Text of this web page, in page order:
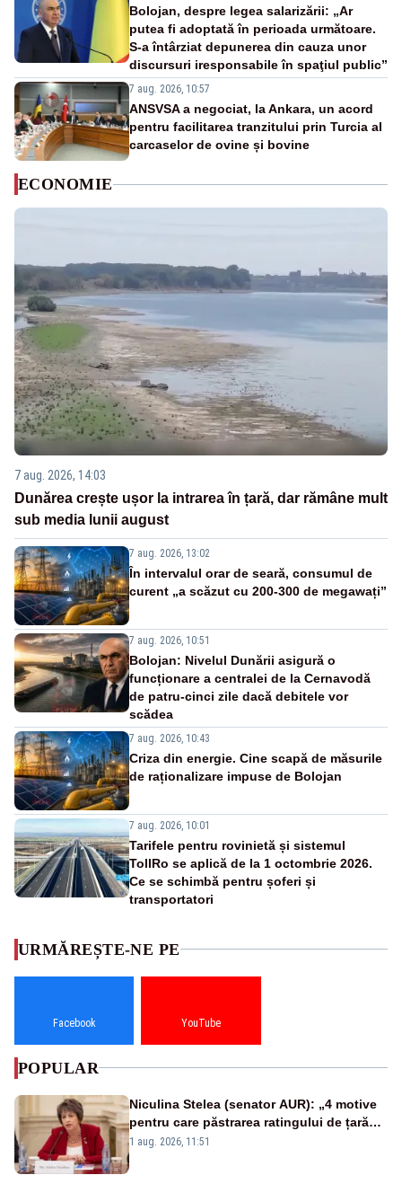
Bolojan, despre legea salarizării: „Ar
putea fi adoptată în perioada următoare.
S-a întârziat depunerea din cauza unor
discursuri iresponsabile în spaţiul public”
7 aug. 2026, 10:57
ANSVSA a negociat, la Ankara, un acord
pentru facilitarea tranzitului prin Turcia al
carcaselor de ovine și bovine
ECONOMIE
7 aug. 2026, 14:03
Dunărea crește ușor la intrarea în țară, dar rămâne mult
sub media lunii august
7 aug. 2026, 13:02
În intervalul orar de seară, consumul de
curent „a scăzut cu 200-300 de megawați”
7 aug. 2026, 10:51
Bolojan: Nivelul Dunării asigură o
funcționare a centralei de la Cernavodă
de patru-cinci zile dacă debitele vor
scădea
7 aug. 2026, 10:43
Criza din energie. Cine scapă de măsurile
de raționalizare impuse de Bolojan
7 aug. 2026, 10:01
Tarifele pentru rovinietă și sistemul
TollRo se aplică de la 1 octombrie 2026.
Ce se schimbă pentru șoferi și
transportatori
URMĂREȘTE-NE PE
Facebook YouTube
POPULAR
Niculina Stelea (senator AUR): „4 motive
pentru care păstrarea ratingului de țară
nu este o reușită pentru Guvernul
1 aug. 2026, 11:51